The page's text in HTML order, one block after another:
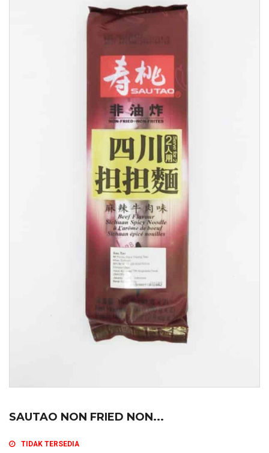
SAUTAO NON FRIED NON...
TIDAK TERSEDIA